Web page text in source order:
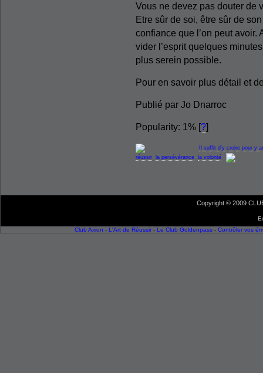
Vous ne devez pas douter de
Etre sûr de soi, être sûr de
confiance que l’on peut
vider l’esprit quelques
plus serein possible.
Pour en savoir plus détail et
Publié par Jo Dnarroc
Popularity: 1% [?]
Il suffit d'y croire pour y
réussir
la persévérance la volonté
Copyright © 2009
Club Axion - L'Art de Réussir - Le Club Goldenpass - Contrôler vos